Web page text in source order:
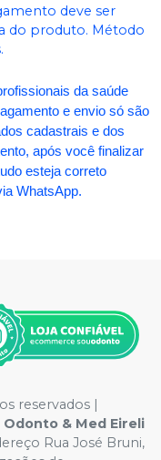
deve ser
do produto. Método
da saúde
e envio só são
cadastrais e dos
após você finalizar
esteja correto
WhatsApp.
reservados |
& Med Eireli
Rua José Bruni,